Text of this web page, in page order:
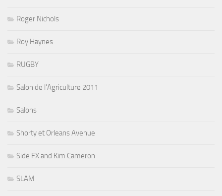
Roger Nichols
Roy Haynes
RUGBY
Salon de l'Agriculture 2011
Salons
Shorty et Orleans Avenue
Side FX and Kim Cameron
SLAM